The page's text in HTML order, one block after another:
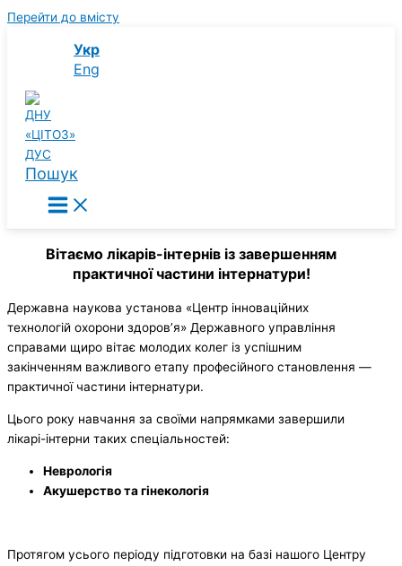
Перейти до вмісту
Укр
Eng
Пошук
Вітаємо лікарів-інтернів із завершенням
практичної частини інтернатури!
Державна наукова установа «Центр інноваційних
технологій охорони здоров’я» Державного управління
справами щиро вітає молодих колег із успішним
закінченням важливого етапу професійного становлення —
практичної частини інтернатури.
Цього року навчання за своїми напрямками завершили
лікарі-інтерни таких спеціальностей:
Неврологія
Акушерство та гінекологія
Протягом усього періоду підготовки на базі нашого Центру